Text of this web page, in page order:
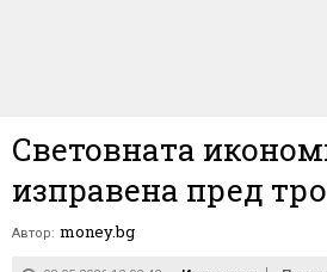
Световната
изправена пред
Автор: money.bg